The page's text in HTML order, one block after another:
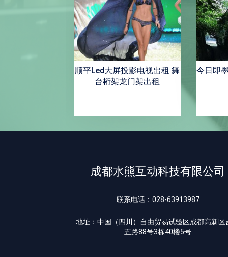
顺平Led大屏投影电视出租 舞
台桁架龙门架出租
今日即
成都水熊互动科技有限公司
联系电话：028-63913987
地址：中国（四川）自由贸易试验区成都高新区
五路88号3栋40楼5号